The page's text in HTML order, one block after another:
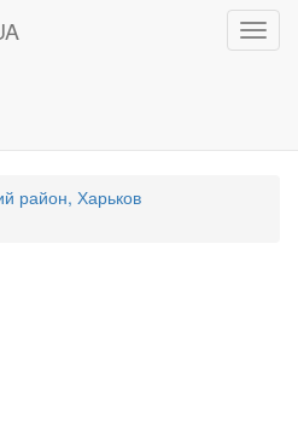
район, Харьков